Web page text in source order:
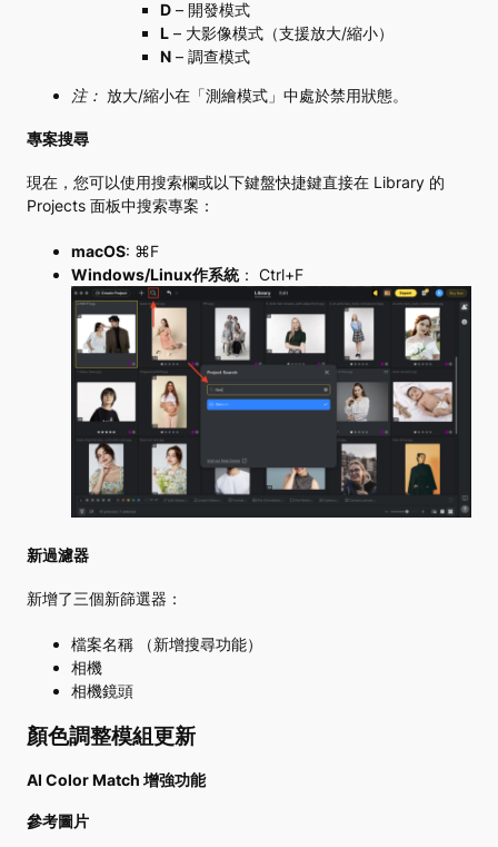
D – 開發模式
L – 大影像模式（支援放大/縮小）
N – 調查模式
注： 放大/縮小在「測繪模式」中處於禁用狀態。
專案搜尋
現在，您可以使用搜索欄或以下鍵盤快捷鍵直接在 Library 的
Projects 面板中搜索專案：
macOS: ⌘F
Windows/Linux作系統： Ctrl+F
新過濾器
新增了三個新篩選器：
檔案名稱 （新增搜尋功能）
相機
相機鏡頭
顏色調整模組更新
AI Color Match 增強功能
參考圖片